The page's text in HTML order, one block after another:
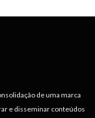
de uma marca
e disseminar conteúdos